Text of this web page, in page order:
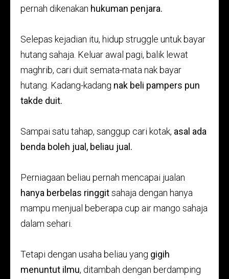
pernah dikenakan hukuman penjara.
Selepas kejadian itu, hidup struggle untuk bayar
hutang sahaja. Keluar awal pagi, balik lewat
maghrib, cari duit semata-mata nak bayar
hutang. Kadang-kadang nak beli pampers pun
takde duit.
Sampai satu tahap, sanggup cari kotak, asal ada
benda boleh jual, beliau jual.
Perniagaan beliau pernah mencapai jualan
hanya berbelas ringgitsahaja dengan hanya
mampu menjual beberapa cup air mango sahaja
dalam sehari.
Tetapi dengan usaha beliau yang gigih
menuntut ilmu, ditambah dengan berdamping